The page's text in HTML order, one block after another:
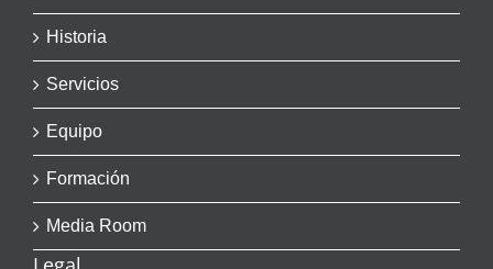
Historia
Servicios
Equipo
Formación
Media Room